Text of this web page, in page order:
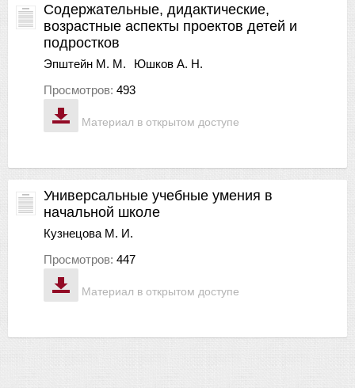
Материал в открытом доступе
Содержательные, дидактические,
возрастные аспекты проектов детей и
подростков
Эпштейн М. М.
Юшков А. Н.
Просмотров: 493
Материал в открытом доступе
Универсальные учебные умения в
начальной школе
Кузнецова М. И.
Просмотров: 447